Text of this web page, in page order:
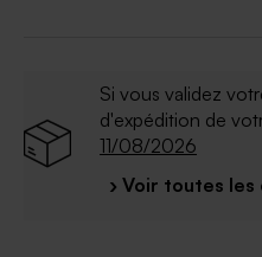
Si vous validez
d'expédition de
11/08/2026
› Voir toutes